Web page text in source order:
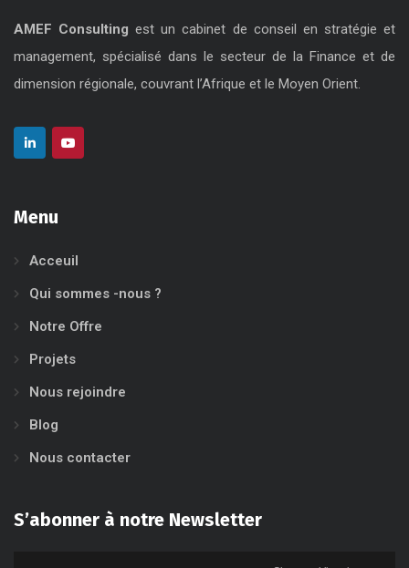
A propos
AMEF Consulting
est un cabinet de conseil en stratégie et
dimension régionale, couvrant l’Afrique et le Moyen Orient.
Menu